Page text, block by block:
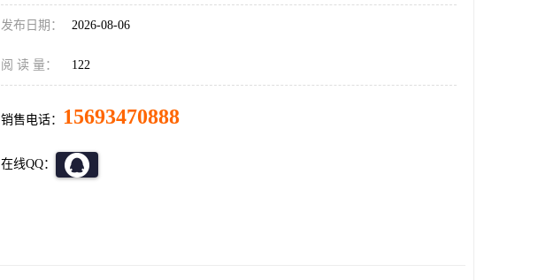
发布日期： 2026-08-06
阅 读 量： 122
销售电话： 15693470888
在线QQ：